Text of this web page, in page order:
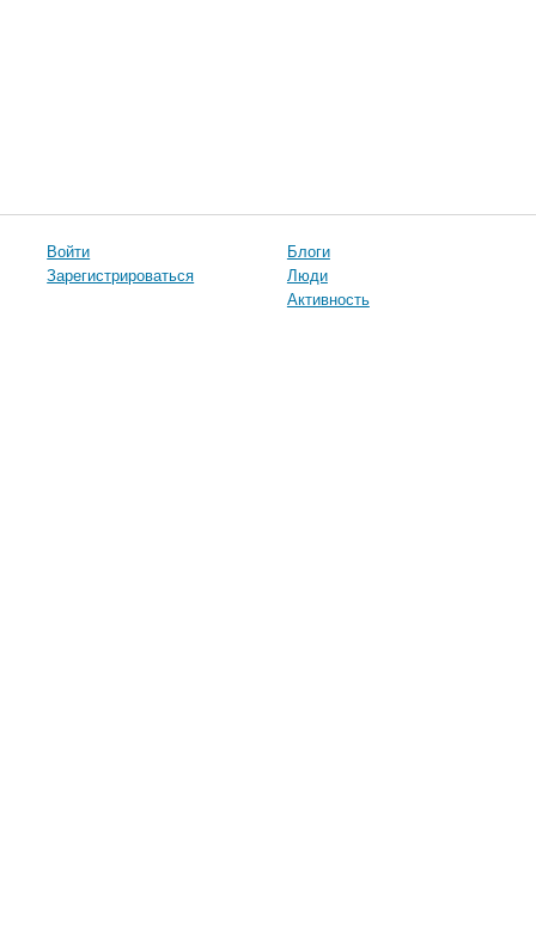
Войти
Зарегистрироваться
Блоги
Люди
Активность